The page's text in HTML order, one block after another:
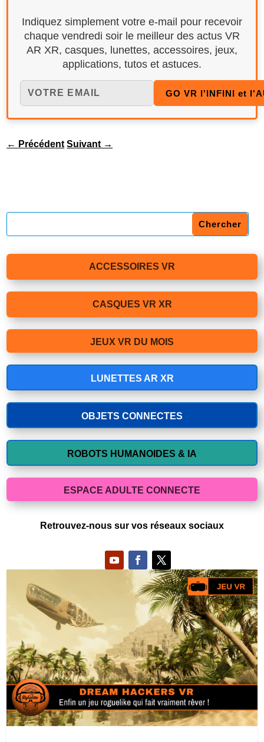
Indiquez simplement votre e-mail pour recevoir
chaque vendredi soir le meilleur des actus VR
AR XR, casques, lunettes, accessoires, jeux,
applications, tutos et astuces.
← Précédent Suivant →
ACCESSOIRES VR
CASQUES VR XR
JEUX VR DU MOIS
LUNETTES AR XR
OBJETS CONNECTES
ROBOTS HUMANOIDES & IA
ESPACE ADULTE CONNECTE
Retrouvez-nous sur vos réseaux sociaux